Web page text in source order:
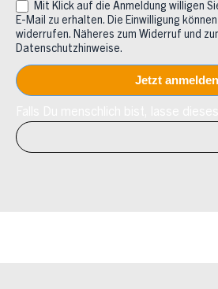
Mit Klick auf die Anmeldung willigen
E-Mail zu erhalten. Die Einwilligung
widerrufen. Näheres zum Widerruf und
Datenschutzhinweise.